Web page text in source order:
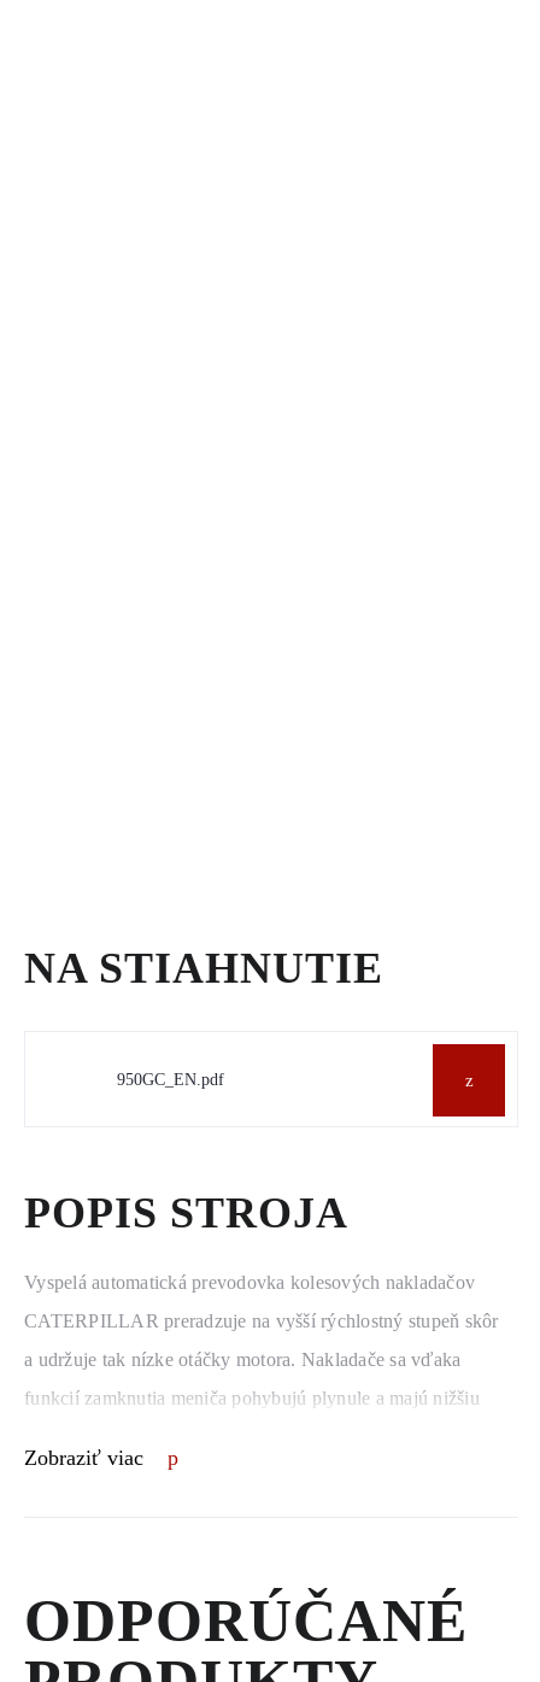
NA STIAHNUTIE
950GC_EN.pdf
POPIS STROJA
Vyspelá automatická prevodovka kolesových nakladačov
CATERPILLAR preradzuje na vyšší rýchlostný stupeň skôr
a udržuje tak nízke otáčky motora. Nakladače sa vďaka
funkcií zamknutia meniča pohybujú plynule a majú nižšiu
Zobraziť viac
ODPORÚČANÉ